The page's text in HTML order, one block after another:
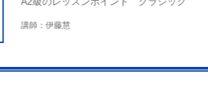
講師：伊藤慧